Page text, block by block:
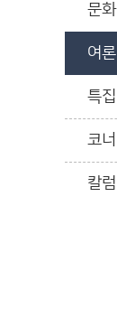
문화
여론
특집
코너
칼럼